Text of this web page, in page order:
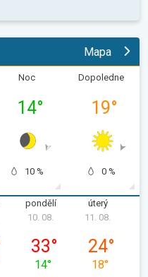
Mapa
Noc
14°
10 %
Dopoledne
19°
0 %
pondělí
10. 08.
33°
14°
úterý
11. 08.
24°
18°